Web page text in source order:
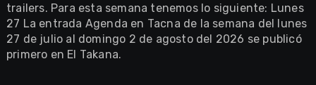
trailers. Para esta semana tenemos lo siguiente: Lunes
27 La entrada Agenda en Tacna de la semana del lunes
27 de julio al domingo 2 de agosto del 2026 se publicó
primero en El Takana.